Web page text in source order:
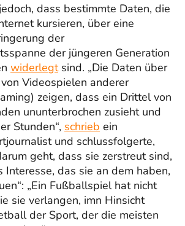
dass bestimmte Daten, die
kursieren, über eine
der
der jüngeren Generation
widerlegtsind. „Die Daten über
Videospielen anderer
zeigen, dass ein Drittel von
ununterbrochen zusieht und
Stunden“, schrieb ein
und schlussfolgerte,
geht, dass sie zerstreut sind,
Interesse, das sie an dem haben,
„Ein Fußballspiel hat nicht
sie verlangen, imn Hinsicht
der Sport, der die meisten